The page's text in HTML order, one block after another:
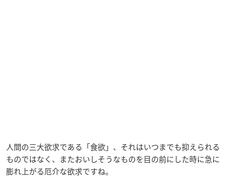
人間の三大欲求である「食欲」、それはいつまでも抑えられる
ものではなく、またおいしそうなものを目の前にした時に急に
膨れ上がる厄介な欲求ですね。